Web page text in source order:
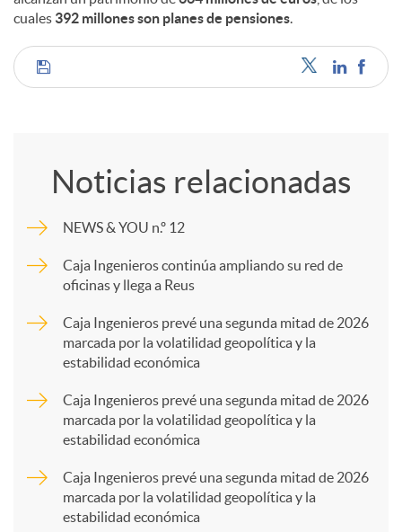
cuales 392 millones son planes de pensiones.
C
m
p
a
Noticias relacionadas
NEWS & YOU n.º 12
Caja Ingenieros continúa ampliando su red de
oficinas y llega a Reus
Caja Ingenieros prevé una segunda mitad de 2026
marcada por la volatilidad geopolítica y la
estabilidad económica
Caja Ingenieros prevé una segunda mitad de 2026
marcada por la volatilidad geopolítica y la
estabilidad económica
Caja Ingenieros prevé una segunda mitad de 2026
marcada por la volatilidad geopolítica y la
estabilidad económica